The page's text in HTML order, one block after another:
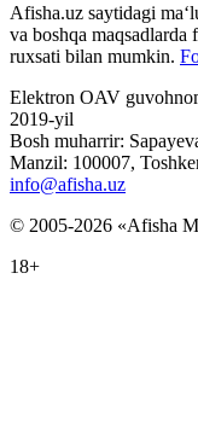
Afisha.uz saytidagi
va boshqa
ruxsati bilan mumkin.
Elektron OAV
2019-yil
Bosh muharrir:
Manzil: 100007,
info@afisha.uz
© 2005-2026 «Afisha
18+